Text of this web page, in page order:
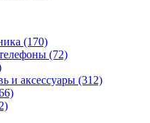
(170)
(72)
и аксессуары (312)